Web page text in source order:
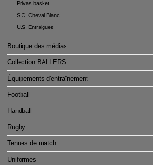
Privas basket
S.C. Cheval Blanc
U.S. Entraigues
Boutique des médias
Collection BALLERS
Équipements d'entraînement
Football
Handball
Rugby
Tenues de match
Uniformes